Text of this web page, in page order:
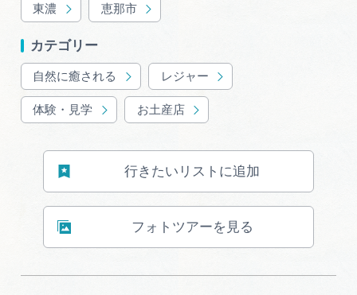
岐阜県観光データベース
フォトライブラリー
動画ライブラリー
東濃 恵那市
カテゴリー
自然に癒される レジャー
体験・見学 お土産店
行きたいリストに追加
フォトツアーを見る